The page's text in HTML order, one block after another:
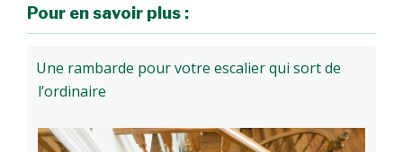
Pour en savoir plus :
Une rambarde pour votre escalier qui sort de
l’ordinaire